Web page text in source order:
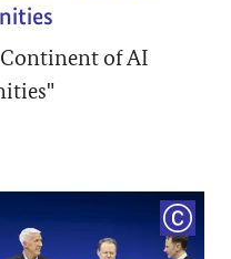
of AI